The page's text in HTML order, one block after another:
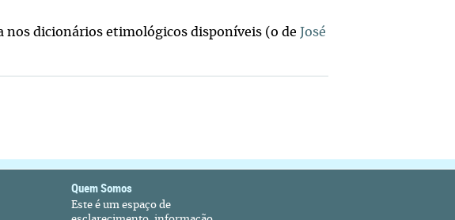
nos dicionários etimológicos disponíveis (o de José
Quem Somos
Este é um espaço de